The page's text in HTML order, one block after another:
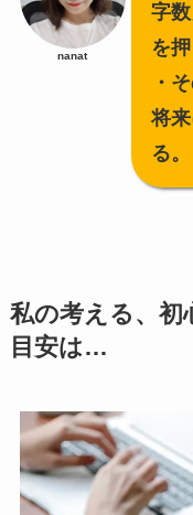
nanat
字
を
・
将
る。
私の考える、初
目安は…